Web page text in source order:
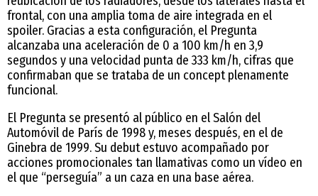
frontal, con una amplia toma de aire integrada en el
spoiler. Gracias a esta configuración, el Pregunta
alcanzaba una aceleración de 0 a 100 km/h en 3,9
segundos y una velocidad punta de 333 km/h, cifras que
confirmaban que se trataba de un concept plenamente
funcional.
El Pregunta se presentó al público en el Salón del
Automóvil de París de 1998 y, meses después, en el de
Ginebra de 1999. Su debut estuvo acompañado por
acciones promocionales tan llamativas como un vídeo en
el que “perseguía” a un caza en una base aérea.